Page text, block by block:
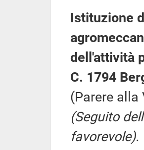
Istituzione
dell'attività
C. 1794
(Parere alla
(Seguito
favorevole).